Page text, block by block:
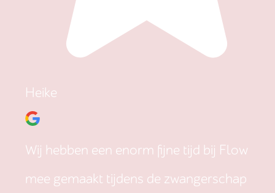
Heike
Wij hebben een enorm fijne tijd bij Flow
mee gemaakt tijdens de zwangerschap